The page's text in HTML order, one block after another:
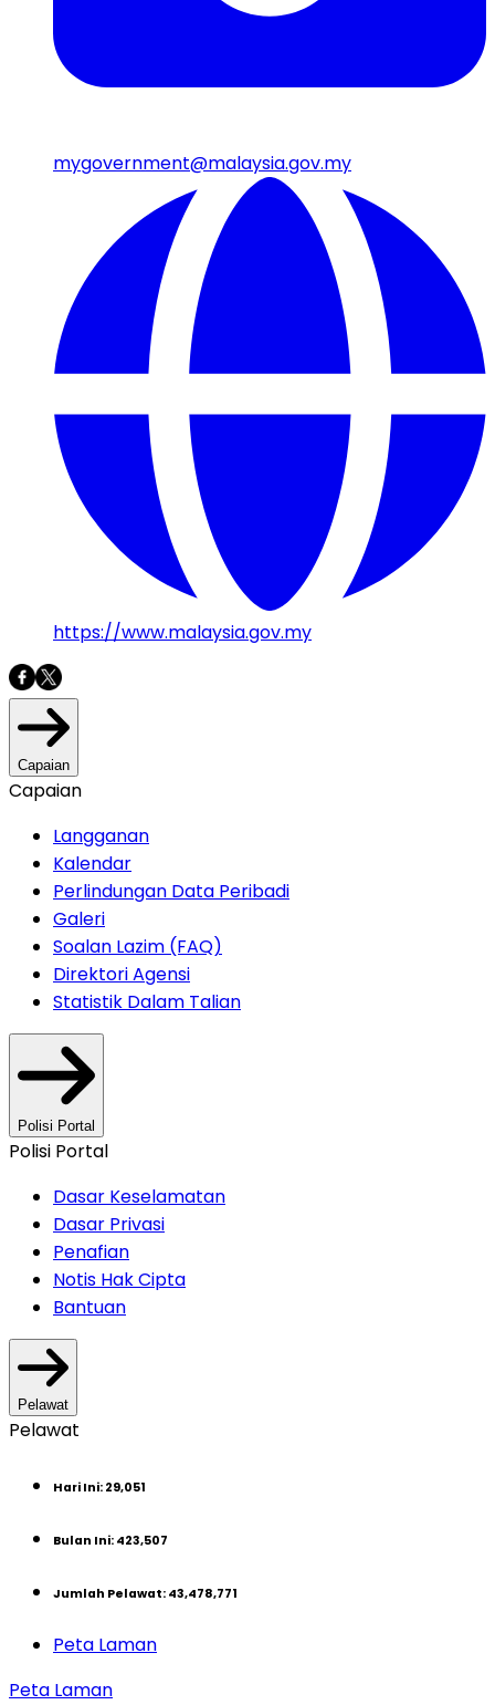
mygovernment@malaysia.gov.my
https://www.malaysia.gov.my
Capaian
Capaian
Langganan
Kalendar
Perlindungan Data Peribadi
Galeri
Soalan Lazim (FAQ)
Direktori Agensi
Statistik Dalam Talian
Polisi Portal
Polisi Portal
Dasar Keselamatan
Dasar Privasi
Penafian
Notis Hak Cipta
Bantuan
Pelawat
Pelawat
Hari Ini: 29,051
Bulan Ini: 423,507
Jumlah Pelawat: 43,478,771
Peta Laman
Peta Laman